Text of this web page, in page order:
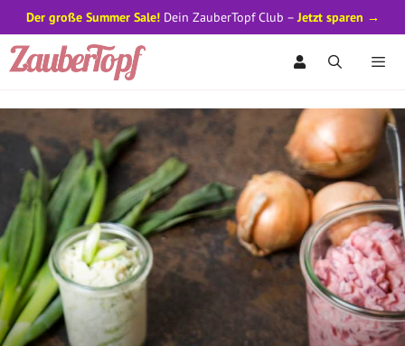
Zum
Inhalt
Der große Summer Sale!Dein ZauberTopf Club –Jetzt sparen →